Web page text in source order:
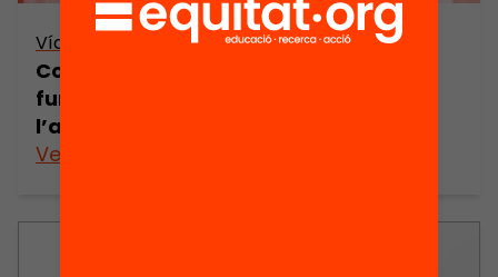
Vídeo
Connectar-se amb l’escola: què
funciona en la lluita contra
l’absentisme escolar
Veure’n més